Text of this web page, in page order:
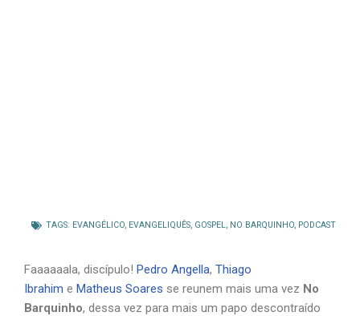
TAGS: EVANGÉLICO, EVANGELIQUÊS, GOSPEL, NO BARQUINHO, PODCAST
Faaaaaala, discípulo! Pedro Angella, Thiago
Ibrahim e Matheus Soares se reunem mais uma vez No
Barquinho, dessa vez para mais um papo descontraído